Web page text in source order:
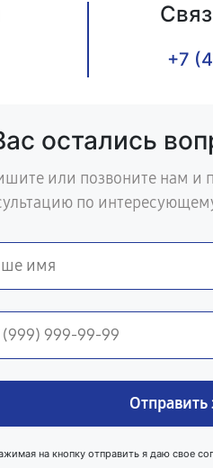
+7
остались
или позвоните нам и
по
Отправить
на кнопку отправить я даю свое